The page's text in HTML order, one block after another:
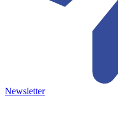
Newsletter